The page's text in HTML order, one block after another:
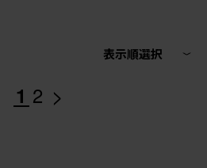
表示順選択
1 2 >